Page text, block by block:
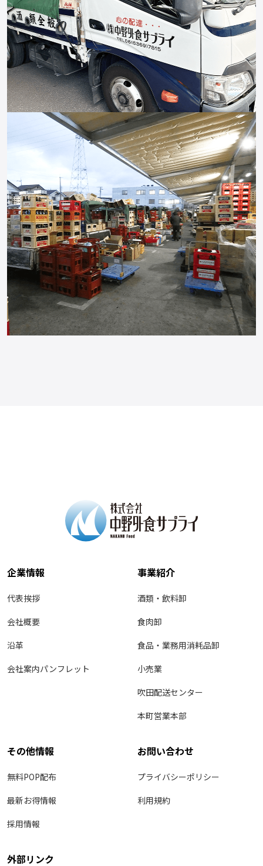
企業情報
代表挨拶
会社概要
沿革
会社案内パンフレット
事業紹介
酒類・飲料卸
食肉卸
食品・業務用消耗品卸
小売業
吹田配送センター
本町営業本部
その他情報
無料POP配布
最新お得情報
採用情報
お問い合わせ
プライバシーポリシー
利用規約
外部リンク